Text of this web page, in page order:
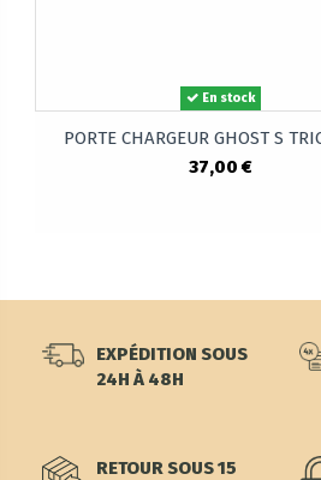
En stock
PORTE CHARGEUR GHOST S
37,00 €
EXPÉDITION SOUS
24H À 48H
RETOUR SOUS 15